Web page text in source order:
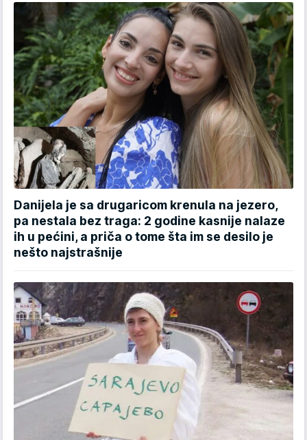
Danijela je sa drugaricom krenula na jezero,
pa nestala bez traga: 2 godine kasnije nalaze
ih u pećini, a priča o tome šta im se desilo je
nešto najstrašnije